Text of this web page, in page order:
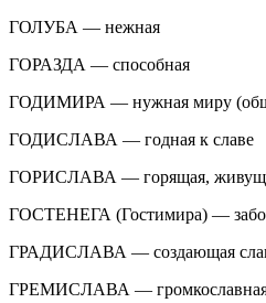
ГОЛУБА — нежная
ГОРАЗДА — способная
ГОДИМИРА — нужная миру
ГОДИСЛАВА — годная к славе
ГОРИСЛАВА — горящая,
ГОСТЕНЕГА (Гостимира) —
ГРАДИСЛАВА — создающая
ГРЕМИСЛАВА —